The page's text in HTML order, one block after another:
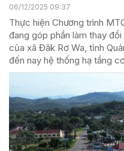
06/12/2025 09:37
Thực hiện Chương trình
đang góp phần làm thay
của xã Đăk Rơ Wa, tỉnh
đến nay hệ thống hạ tầng